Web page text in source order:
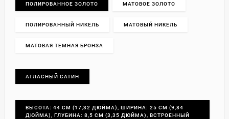
ПОЛИРОВАННОЕ ЗОЛОТО МАТОВОЕ ЗОЛОТО
ПОЛИРОВАННЫЙ НИКЕЛЬ МАТОВЫЙ НИКЕЛЬ
МАТОВАЯ ТЕМНАЯ БРОНЗА
АТЛАСНЫЙ САТИН
ВЫСОТА: 44 СМ (17,32 ДЮЙМА), ШИРИНА: 25 СМ (9,84
ДЮЙМА), ГЛУБИНА: 8,5 СМ (3,35 ДЮЙМА), ВСТРОЕННЫЙ